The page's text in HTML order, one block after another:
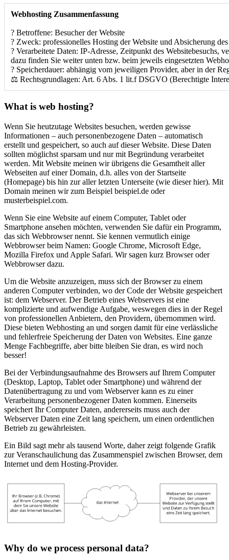
Webhosting Zusammenfassung
? Betroffene: Besucher der Website
? Zweck: professionelles Hosting der Website und Absicherung
? Verarbeitete Daten: IP-Adresse, Zeitpunkt des Websitebesuchs,
dazu finden Sie weiter unten bzw. beim jeweils eingesetzten
? Speicherdauer: abhängig vom jeweiligen Provider, aber in der
⚖️ Rechtsgrundlagen: Art. 6 Abs. 1 lit.f DSGVO (Berechtigte
What is web hosting?
Wenn Sie heutzutage Websites besuchen, werden gewisse
Informationen – auch personenbezogene Daten – automatisch
erstellt und gespeichert, so auch auf dieser Website. Diese Daten
sollten möglichst sparsam und nur mit Begründung verarbeitet
werden. Mit Website meinen wir übrigens die Gesamtheit aller
Webseiten auf einer Domain, d.h. alles von der Startseite
(Homepage) bis hin zur aller letzten Unterseite (wie dieser hier). Mit
Domain meinen wir zum Beispiel beispiel.de oder
musterbeispiel.com.
Wenn Sie eine Website auf einem Computer, Tablet oder
Smartphone ansehen möchten, verwenden Sie dafür ein Programm,
das sich Webbrowser nennt. Sie kennen vermutlich einige
Webbrowser beim Namen: Google Chrome, Microsoft Edge,
Mozilla Firefox und Apple Safari. Wir sagen kurz Browser oder
Webbrowser dazu.
Um die Website anzuzeigen, muss sich der Browser zu einem
anderen Computer verbinden, wo der Code der Website gespeichert
ist: dem Webserver. Der Betrieb eines Webservers ist eine
komplizierte und aufwendige Aufgabe, weswegen dies in der Regel
von professionellen Anbietern, den Providern, übernommen wird.
Diese bieten Webhosting an und sorgen damit für eine verlässliche
und fehlerfreie Speicherung der Daten von Websites. Eine ganze
Menge Fachbegriffe, aber bitte bleiben Sie dran, es wird noch
besser!
Bei der Verbindungsaufnahme des Browsers auf Ihrem Computer
(Desktop, Laptop, Tablet oder Smartphone) und während der
Datenübertragung zu und vom Webserver kann es zu einer
Verarbeitung personenbezogener Daten kommen. Einerseits
speichert Ihr Computer Daten, andererseits muss auch der
Webserver Daten eine Zeit lang speichern, um einen ordentlichen
Betrieb zu gewährleisten.
Ein Bild sagt mehr als tausend Worte, daher zeigt folgende Grafik
zur Veranschaulichung das Zusammenspiel zwischen Browser, dem
Internet und dem Hosting-Provider.
Why do we process personal data?